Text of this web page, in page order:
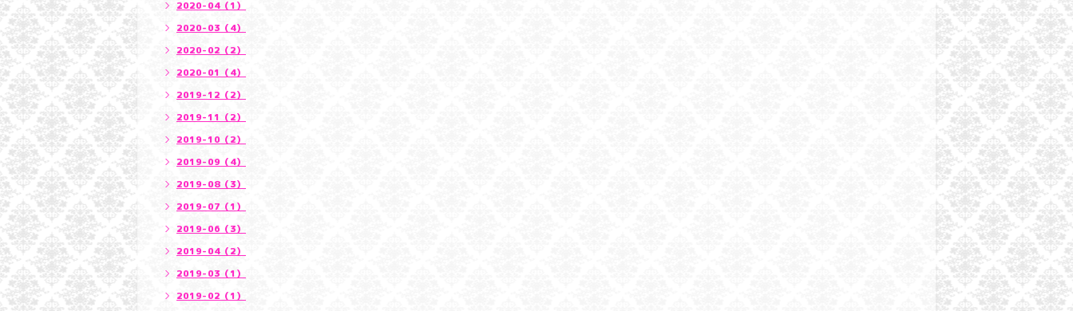
2020-04（1）
2020-03（4）
2020-02（2）
2020-01（4）
2019-12（2）
2019-11（2）
2019-10（2）
2019-09（4）
2019-08（3）
2019-07（1）
2019-06（3）
2019-04（2）
2019-03（1）
2019-02（1）